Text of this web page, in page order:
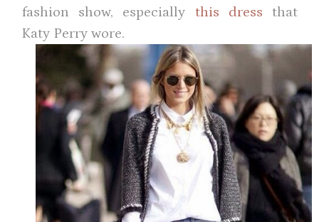
fashion show, especially this dress that
Katy Perry wore.